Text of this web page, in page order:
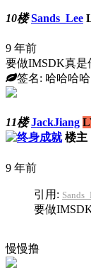
10楼 Sands_Lee
9 年前
要做IMSDK真是
签名: 哈哈哈哈
11楼 JackJiang
楼主
9 年前
引用:
要做
慢慢撸